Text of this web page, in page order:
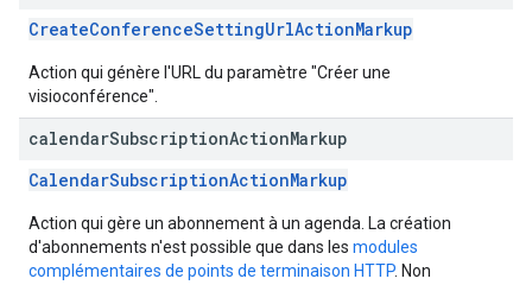
CreateConferenceSettingUrlActionMarkup
Action qui génère l'URL du paramètre "Créer une
visioconférence".
calendarSubscriptionActionMarkup
CalendarSubscriptionActionMarkup
Action qui gère un abonnement à un agenda. La création
d'abonnements n'est possible que dans les modules
complémentaires de points de terminaison HTTP. Non